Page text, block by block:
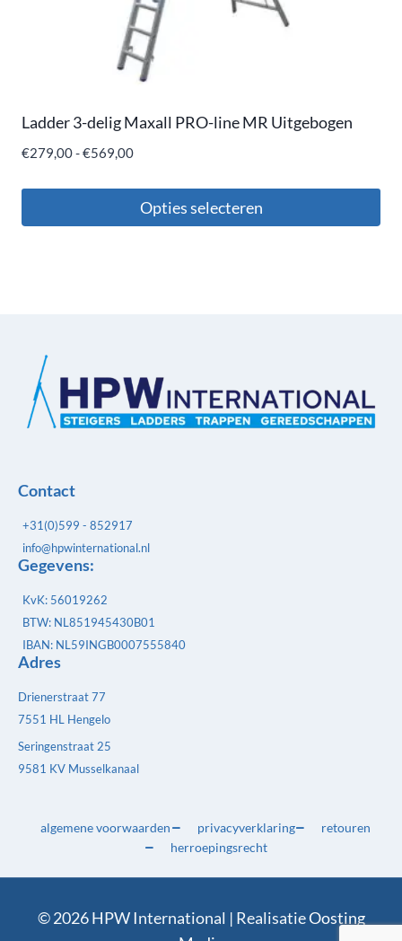
Ladder 3-delig Maxall PRO-line MR Uitgebogen
€279,00-€569,00
Opties selecteren
Contact
+31(0)599 - 852917
info@hpwinternational.nl
Gegevens:
KvK: 56019262
BTW: NL851945430B01
IBAN: NL59INGB0007555840
Adres
Drienerstraat 77
7551 HL Hengelo
Seringenstraat 25
9581 KV Musselkanaal
algemene voorwaarden privacyverklaring
retouren
herroepingsrecht
© 2026 HPW International | RealisatieOosting